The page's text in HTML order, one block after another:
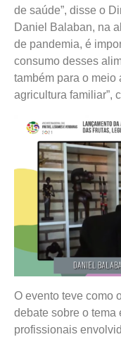
de saúde”, disse o
Daniel Balaban, na
de pandemia, é
consumo desses
também para o meio
agricultura familiar”,
O evento teve como
debate sobre o tema
profissionais